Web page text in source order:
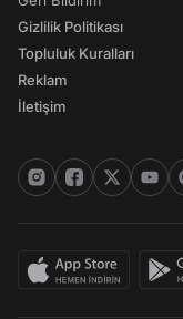
Gizlilik Politikası
Topluluk Kuralları
Reklam
İletişim